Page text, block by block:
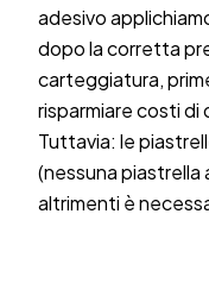
adesivo
dopo la corretta
carteggiatura,
risparmiare costi di
Tuttavia: le
(nessuna piastrella
altrimenti è